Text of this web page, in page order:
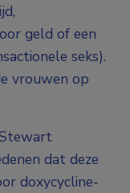
geld of een
seks).
vrouwen op
dat deze
doxycycline-